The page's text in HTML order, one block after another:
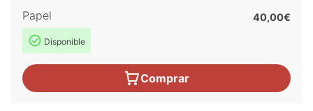
Papel
Disponible
40,00€
Comprar